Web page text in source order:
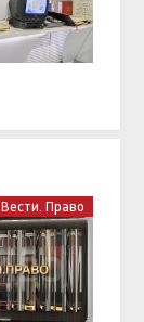
Вести. Право